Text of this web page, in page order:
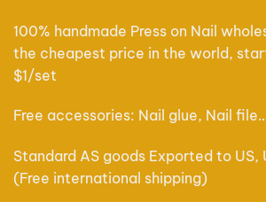
100% handmade Press on Nail
the cheapest price in the world,
$1/set
Free accessories: Nail glue, Nail
Standard AS goods Exported to US,
(Free international shipping)